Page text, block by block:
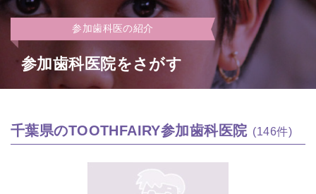
参加歯科医の紹介
参加歯科医院をさがす
千葉県のTOOTHFAIRY参加歯科医院 (146件)